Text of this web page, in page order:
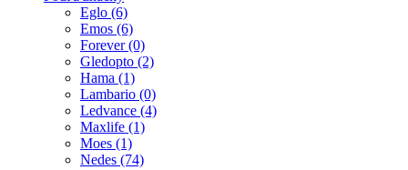
Eglo (6)
Emos (6)
Forever (0)
Gledopto (2)
Hama (1)
Lambario (0)
Ledvance (4)
Maxlife (1)
Moes (1)
Nedes (74)